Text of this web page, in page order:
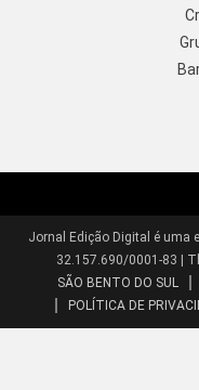
Jornal Edição Digital é uma
32.157.690/0001-83
SÃO BENTO DO SUL
POLÍTICA DE